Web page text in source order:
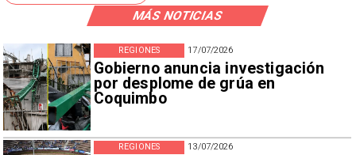
MÁS NOTICIAS
17/07/2026
Gobierno anuncia investigación
por desplome de grúa en
Coquimbo
REGIONES
13/07/2026
REGIONES